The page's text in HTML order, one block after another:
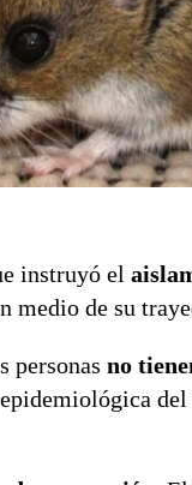
instruyó el
medio de su
personas no
del